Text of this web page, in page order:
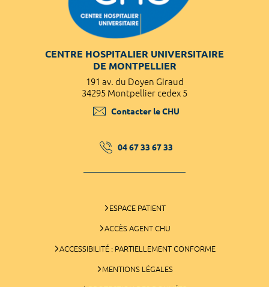
CENTRE HOSPITALIER UNIVERSITAIRE
DE MONTPELLIER
191 av. du Doyen Giraud
34295 Montpellier cedex 5
Contacter le CHU
04 67 33 67 33
ESPACE PATIENT
ACCÈS AGENT CHU
ACCESSIBILITÉ : PARTIELLEMENT CONFORME
MENTIONS LÉGALES